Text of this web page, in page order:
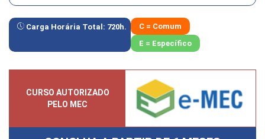
Carga Horária Total: 720h.
C = Comum
E = Específico
CURSO AUTORIZADO
PELO MEC